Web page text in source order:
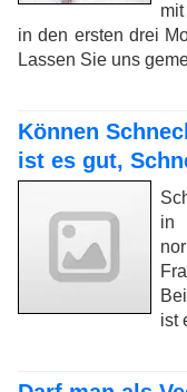
in den ersten drei
Lassen Sie uns
Können
ist es gut,
in
ist